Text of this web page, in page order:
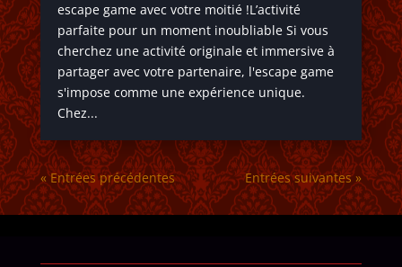
escape game avec votre moitié !L’activité
parfaite pour un moment inoubliable Si vous
cherchez une activité originale et immersive à
partager avec votre partenaire, l'escape game
s'impose comme une expérience unique.
Chez...
« Entrées précédentes Entrées suivantes »